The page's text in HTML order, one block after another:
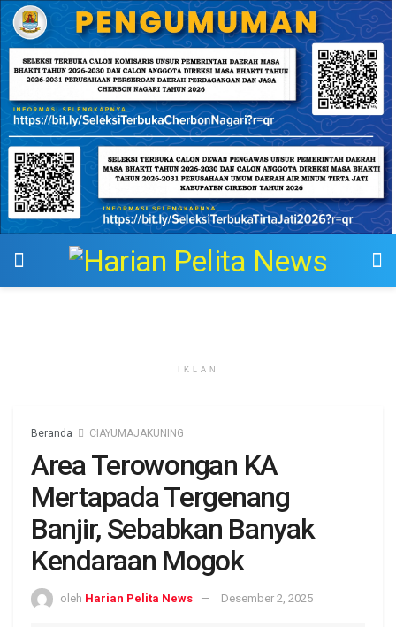
IKLAN
Beranda CIAYUMAJAKUNING
Area Terowongan KA
Mertapada Tergenang
Banjir, Sebabkan Banyak
Kendaraan Mogok
oleh Harian Pelita News Desember 2, 2025